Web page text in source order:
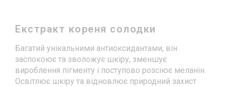
Екстракт кореня солодки
Багатий унікальними антиоксидантами, він
заспокоює та зволожує шкіру, зменшує
вироблення пігменту і поступово розсіює меланін.
Освітлює шкіру та відновлює природний захист